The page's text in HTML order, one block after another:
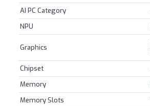
AI PC Category
NPU
Graphics
Chipset
Memory
Memory Slots